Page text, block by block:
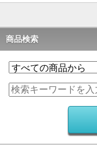
商品検索